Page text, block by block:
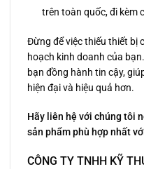
trên toàn quốc, đi kèm
Đừng để việc thiếu thiết bị
hoạch kinh doanh của bạn.
bạn đồng hành tin cậy,
hiện đại và hiệu quả hơn.
Hãy liên hệ với chúng tôi
sản phẩm phù hợp nhất
CÔNG TY TNHH KỸ